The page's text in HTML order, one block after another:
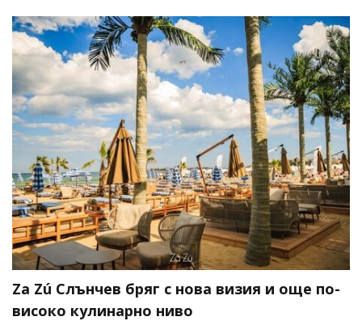
Za Zú Слънчев бряг с нова визия и още по-
високо кулинарно ниво